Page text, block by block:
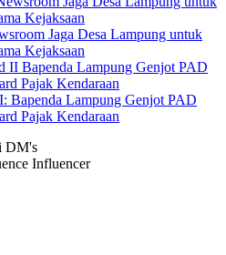
Jaga Desa Lampung untuk
Kejaksaan
Bapenda Lampung Genjot PAD
Pajak Kendaraan